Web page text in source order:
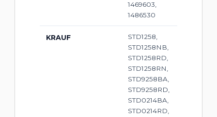
1469603,
1486530
KRAUF
STD1258,
STD1258NB,
STD1258RD,
STD1258RN,
STD9258BA,
STD9258RD,
STD0214BA,
STD0214RD,